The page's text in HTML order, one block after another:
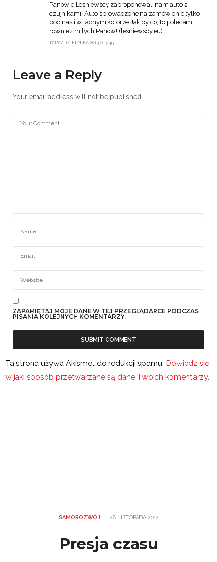
17 PAŹDZIERNIKA 2013 O 15:49
Panowie Lesniewscy zaproponowali nam auto z
czujnikami. Auto sprowadzone na zamówienie tylko
pod nas i w ladnym kolorze Jak by co, to polecam
rowniez milych Panow! (lesniewscy.eu)
Leave a Reply
Your email address will not be published.
ZAPAMIĘTAJ MOJE DANE W TEJ PRZEGLĄDARCE PODCZAS
PISANIA KOLEJNYCH KOMENTARZY.
Ta strona używa Akismet do redukcji spamu. Dowiedz się,
w jaki sposób przetwarzane są dane Twoich komentarzy.
SAMOROZWÓJ 28 LISTOPADA 2012
Presja czasu